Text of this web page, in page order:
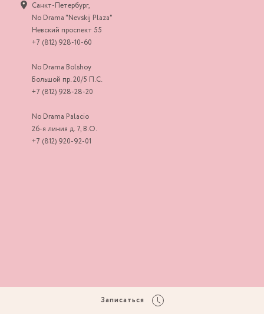
Записаться
Санкт-Петербург,
No Drama "Nevskij Plaza"
Невский проспект 55
+7 (812) 928-10-60
No Drama Bolshoy
Большой пр. 20/5 П.С.
+7 (812) 928-28-20
No Drama Palacio
26-я линия д. 7, В.О.
+7 (812) 920-92-01